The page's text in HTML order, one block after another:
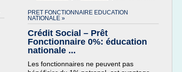
PRET FONCTIONNAIRE EDUCATION
NATIONALE »
Crédit Social – Prêt
Fonctionnaire 0%: éducation
nationale ...
Les fonctionnaires ne peuvent pas